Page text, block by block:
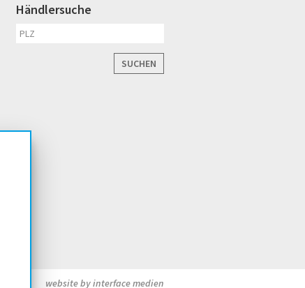
Händlersuche
SUCHEN
website by interface medien